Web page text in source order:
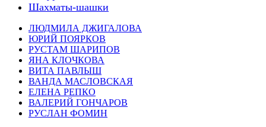
Шахматы-шашки
ЛЮДМИЛА ДЖИГАЛОВА
ЮРИЙ ПОЯРКОВ
РУСТАМ ШАРИПОВ
ЯНА КЛОЧКОВА
ВИТА ПАВЛЫШ
ВАНДА МАСЛОВСКАЯ
ЕЛЕНА РЕПКО
ВАЛЕРИЙ ГОНЧАРОВ
РУСЛАН ФОМИН